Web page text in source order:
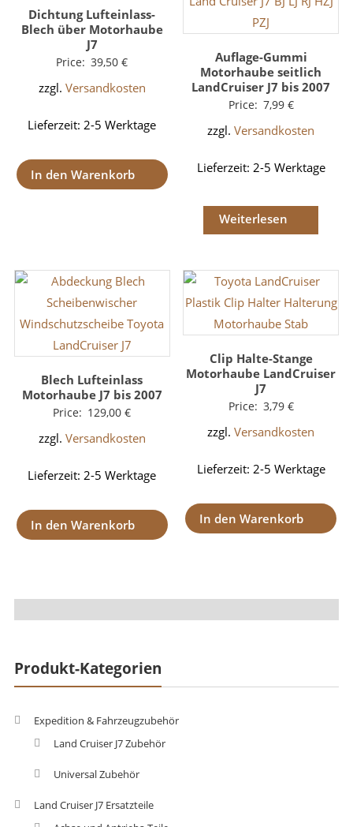
Dichtung Lufteinlass-
Blech über Motorhaube
J7
Price: 39,50€
zzgl. Versandkosten
Lieferzeit:2-5 Werktage
In den Warenkorb
Auflage-Gummi
Motorhaube seitlich
LandCruiser J7 bis 2007
Price: 7,99 €
zzgl.Versandkosten
Lieferzeit: 2-5 Werktage
Weiterlesen
Blech Lufteinlass
Motorhaube J7 bis 2007
Price: 129,00€
zzgl. Versandkosten
Lieferzeit:2-5 Werktage
In den Warenkorb
Clip Halte-Stange
Motorhaube LandCruiser
J7
Price: 3,79 €
zzgl.Versandkosten
Lieferzeit: 2-5 Werktage
In den Warenkorb
Produkt-Kategorien
Expedition & Fahrzeugzubehör
Land Cruiser J7 Zubehör
Universal Zubehör
Land Cruiser J7 Ersatzteile